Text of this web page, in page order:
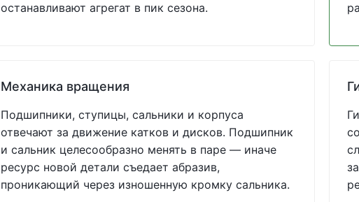
останавливают агрегат в пик сезона.
Механика вращения
Подшипники, ступицы, сальники и корпуса
отвечают за движение катков и дисков. Подшипник
и сальник целесообразно менять в паре — иначе
ресурс новой детали съедает абразив,
проникающий через изношенную кромку сальника.